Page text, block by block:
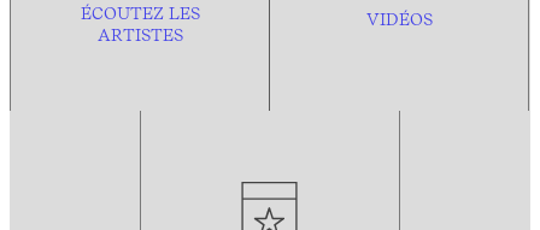
ÉCOUTEZ LES
ARTISTES
VIDÉOS